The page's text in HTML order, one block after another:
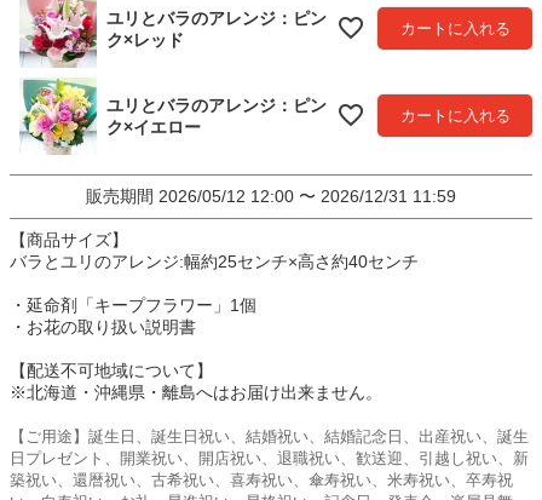
ユリとバラのアレンジ：ピン
ク×レッド
カートに入れる
ユリとバラのアレンジ：ピン
ク×イエロー
カートに入れる
販売期間 2026/05/12 12:00 〜 2026/12/31 11:59
【商品サイズ】
バラとユリのアレンジ:幅約25センチ×高さ約40センチ
・延命剤「キープフラワー」1個
・お花の取り扱い説明書
【配送不可地域について】
※北海道・沖縄県・離島へはお届け出来ません。
【ご用途】誕生日、誕生日祝い、結婚祝い、結婚記念日、出産祝い、誕生
日プレゼント、開業祝い、開店祝い、退職祝い、歓送迎、引越し祝い、新
築祝い、還暦祝い、古希祝い、喜寿祝い、傘寿祝い、米寿祝い、卒寿祝